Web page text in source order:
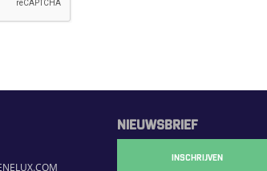
NIEUWSBRIEF
INSCHRIJVEN